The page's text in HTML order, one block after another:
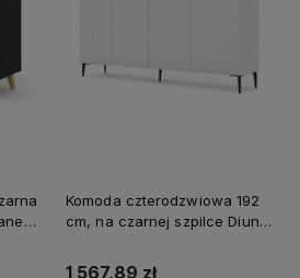
Komoda czterodzwiowa 192
cm, na czarnej szpilce Diuna
1 567,89 zł